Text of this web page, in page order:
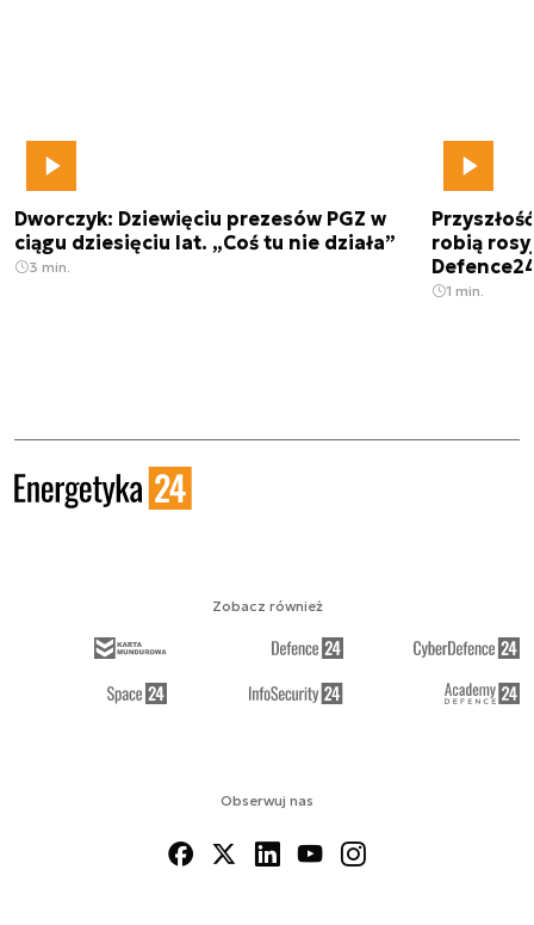
Dworczyk: Dziewięciu prezesów PGZ w
ciągu dziesięciu lat. „Coś tu nie działa”
3 min.
robią
1 min.
Obserwuj nas
Zobacz również